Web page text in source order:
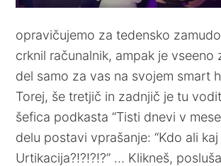
opravičujemo za tedensko
crknil računalnik, ampak je vseeno
del samo za vas na svojem smart
Torej, še tretjič in zadnjič je tu
šefica podkasta “Tisti dnevi v
delu postavi vprašanje: “Kdo ali kaj
Urtikacija?!?!?!?” … Klikneš,